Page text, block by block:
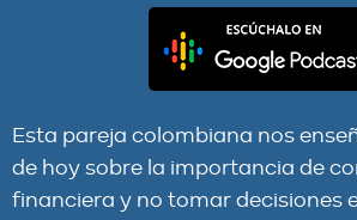
Esta pareja colombiana nos
de hoy sobre la importancia de
financiera y no tomar decisiones